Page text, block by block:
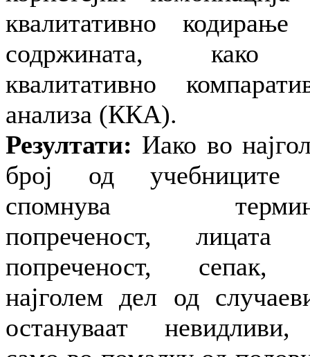
квалитативно кодирање
содржината,
квалитативно
анализа (ККА).
Резултати: Иако во
број од учебниците
спомнува
попреченост, лицата
попреченост, сепак,
најголем дел од
остануваат